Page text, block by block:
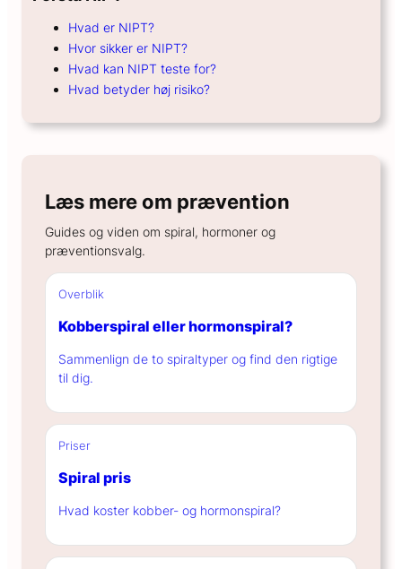
Hvad er NIPT?
Hvor sikker er NIPT?
Hvad kan NIPT teste for?
Hvad betyder høj risiko?
Læs mere om prævention
Guides og viden om spiral, hormoner og
præventionsvalg.
Overblik
Kobberspiral eller hormonspiral?
Sammenlign de to spiraltyper og find den rigtige
til dig.
Priser
Spiral pris
Hvad koster kobber- og hormonspiral?